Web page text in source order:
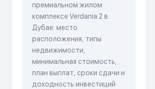
премиальном жилом
комплексе Verdania 2 в
Дубае: место
расположения, типы
недвижимости,
минимальная стоимость,
план выплат, сроки сдачи и
доходность инвестиций